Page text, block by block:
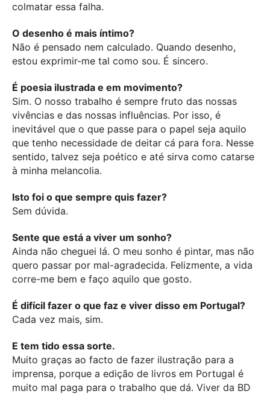
colmatar essa falha.
O desenho é mais íntimo?
Não é pensado nem calculado. Quando desenho,
estou exprimir-me tal como sou. É sincero.
É poesia ilustrada e em movimento?
Sim. O nosso trabalho é sempre fruto das nossas
vivências e das nossas influências. Por isso, é
inevitável que o que passe para o papel seja aquilo
que tenho necessidade de deitar cá para fora. Nesse
sentido, talvez seja poético e até sirva como catarse
à minha melancolia.
Isto foi o que sempre quis fazer?
Sem dúvida.
Sente que está a viver um sonho?
Ainda não cheguei lá. O meu sonho é pintar, mas não
quero passar por mal-agradecida. Felizmente, a vida
corre-me bem e faço aquilo que gosto.
É difícil fazer o que faz e viver disso em Portugal?
Cada vez mais, sim.
E tem tido essa sorte.
Muito graças ao facto de fazer ilustração para a
imprensa, porque a edição de livros em Portugal é
muito mal paga para o trabalho que dá. Viver da BD